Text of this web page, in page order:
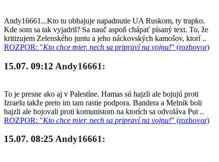
Andy16661...Kto tu obhajuje napadnutie UA Ruskom, ty trapko.
Kde som sa tak vyjadril? Sa nauč aspoň chápať písaný text. To, že
kritizujem Zelenského juntu a jeho náckovských kamošov, ktorí ..
ROZPOR: "Kto chce mier, nech sa pripraví na vojnu!" (rozhovor)
15.07. 09:12 Andy16661:
To je presne ako aj v Palestíne. Hamas sú hajzli ale bojujú proti
Izraelu takže preto im tam rastie podpora. Bandera a Melnik boli
hajzli ale bojovali proti komunistom na ktorích sa odvoláva Put ..
ROZPOR: "Kto chce mier, nech sa pripraví na vojnu!" (rozhovor)
15.07. 08:25 Andy16661: